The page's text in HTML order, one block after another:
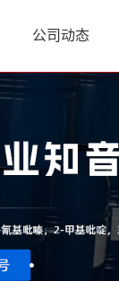
公司动态